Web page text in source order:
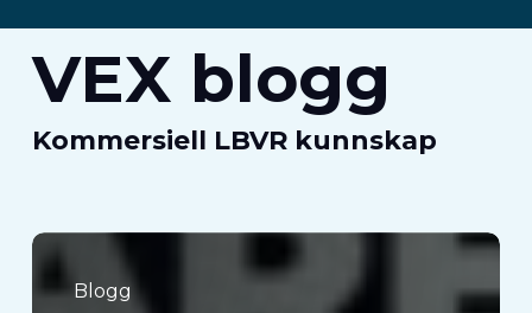
VEX blogg
Kommersiell LBVR kunnskap
XR:
Fremtiden
Blogg